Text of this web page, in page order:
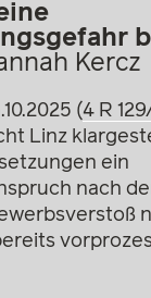
Kercz
(4 R
Linz
ein
nach